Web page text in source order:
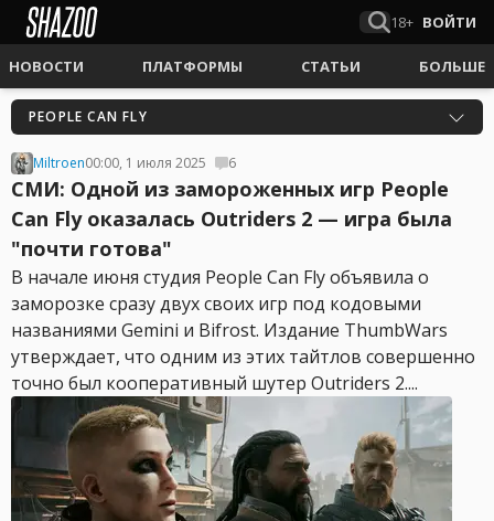
18+ ВОЙТИ
НОВОСТИ ПЛАТФОРМЫ СТАТЬИ БОЛЬШЕ
PEOPLE CAN FLY
Miltroen00:00, 1 июля 2025 6
СМИ: Одной из замороженных игр People
Can Fly оказалась Outriders 2 — игра была
"почти готова"
В начале июня студия People Can Fly объявила о
заморозке сразу двух своих игр под кодовыми
названиями Gemini и Bifrost. Издание ThumbWars
утверждает, что одним из этих тайтлов совершенно
точно был кооперативный шутер Outriders 2....